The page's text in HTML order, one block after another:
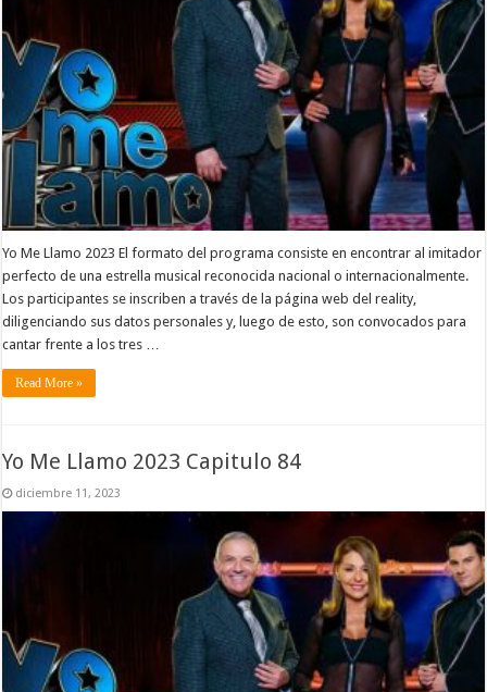
Yo Me Llamo 2023 El formato del programa consiste en encontrar al imitador
perfecto de una estrella musical reconocida nacional o internacionalmente.
Los participantes se inscriben a través de la página web del reality,
diligenciando sus datos personales y, luego de esto, son convocados para
cantar frente a los tres …
Read More »
Yo Me Llamo 2023 Capitulo 84
diciembre 11, 2023